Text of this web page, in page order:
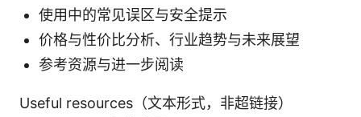
使用中的常见误区与安全提示
价格与性价比分析、行业趋势与未来展望
参考资源与进一步阅读
Useful resources（文本形式，非超链接）